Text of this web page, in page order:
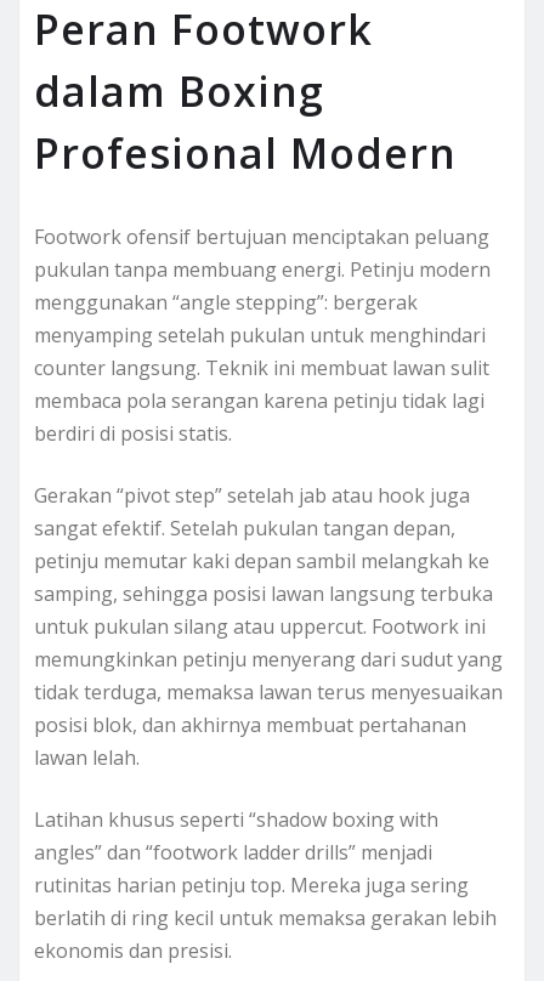
Peran Footwork
dalam Boxing
Profesional Modern
Footwork ofensif bertujuan menciptakan peluang
pukulan tanpa membuang energi. Petinju modern
menggunakan “angle stepping”: bergerak
menyamping setelah pukulan untuk menghindari
counter langsung. Teknik ini membuat lawan sulit
membaca pola serangan karena petinju tidak lagi
berdiri di posisi statis.
Gerakan “pivot step” setelah jab atau hook juga
sangat efektif. Setelah pukulan tangan depan,
petinju memutar kaki depan sambil melangkah ke
samping, sehingga posisi lawan langsung terbuka
untuk pukulan silang atau uppercut. Footwork ini
memungkinkan petinju menyerang dari sudut yang
tidak terduga, memaksa lawan terus menyesuaikan
posisi blok, dan akhirnya membuat pertahanan
lawan lelah.
Latihan khusus seperti “shadow boxing with
angles” dan “footwork ladder drills” menjadi
rutinitas harian petinju top. Mereka juga sering
berlatih di ring kecil untuk memaksa gerakan lebih
ekonomis dan presisi.